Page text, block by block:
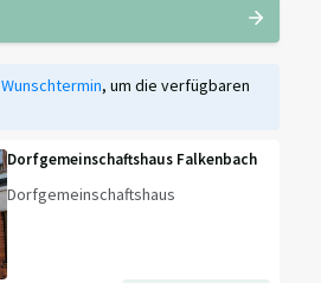
Wunschtermin, um die verfügbaren
Dorfgemeinschaftshaus Falkenbach
Dorfgemeinschaftshaus